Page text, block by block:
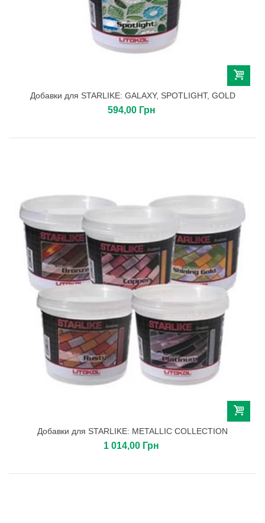
Добавки для STARLIKE: GALAXY, SPOTLIGHT, GOLD
594,00 Грн
Добавки для STARLIKE: METALLIC COLLECTION
1 014,00 Грн